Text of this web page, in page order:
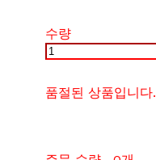
수량
품절된 상품입니다.